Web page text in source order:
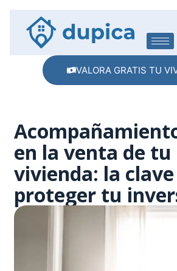
VALORA GRATIS TU
en la venta de tu
vivienda: la
proteger tu